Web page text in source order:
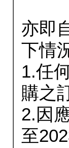
亦即
下情
1.任
購之
2.因
至